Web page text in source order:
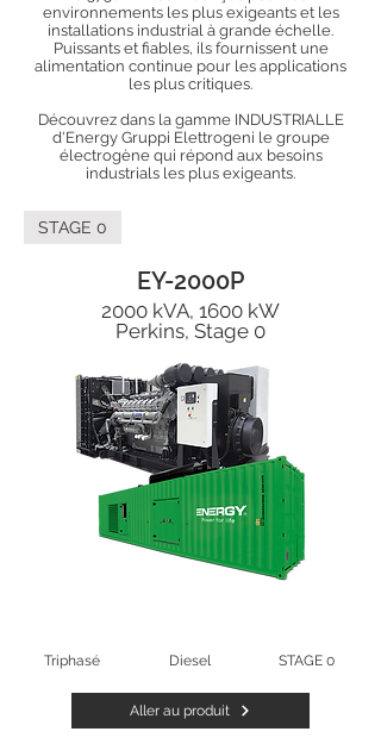
environnements les plus exigeants et les
installations industrial à grande échelle.
Puissants et fiables, ils fournissent une
alimentation continue pour les applications
les plus critiques.
Découvrez dans la gamme INDUSTRIALLE
d'Energy Gruppi Elettrogeni le groupe
électrogène qui répond aux besoins
industrials les plus exigeants.
STAGE 0
EY-2000P
2000 kVA, 1600 kW
Perkins, Stage 0
Triphasé Diesel STAGE 0
Aller au produit